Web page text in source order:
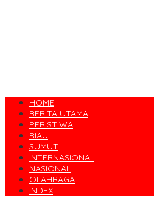
HOME
BERITA UTAMA
PERISTIWA
RIAU
SUMUT
INTERNASIONAL
NASIONAL
OLAHRAGA
INDEX